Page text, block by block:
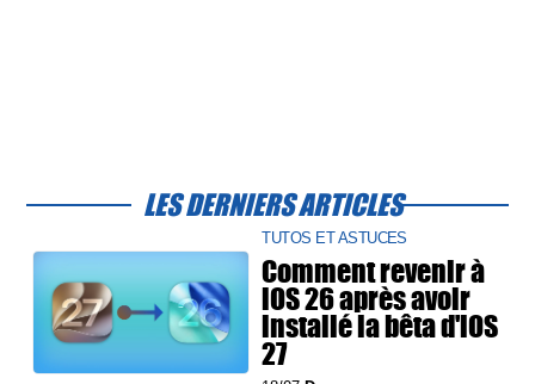
LES DERNIERS ARTICLES
TUTOS ET ASTUCES
Comment revenir à
iOS 26 après avoir
installé la bêta d'iOS
27